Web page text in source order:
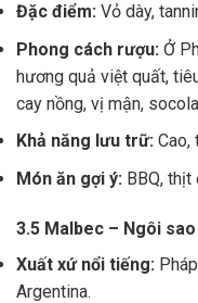
Đặc điểm: Vỏ dày,
Phong cách rượu: Ở
hương quả việt quất,
cay nồng, vị mận,
Khả năng lưu trữ: Cao,
Món ăn gợi ý: BBQ,
3.5 Malbec – Ngôi
Xuất xứ nổi tiếng:
Argentina.